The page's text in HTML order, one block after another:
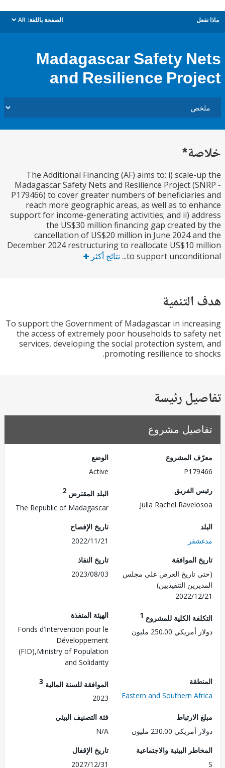
الصفحة باللغة: AR
dropdown
Madagascar Safety
and Resilience
The Additional Financing (AF) aims to: i) scale-
Madagascar Safety Nets and Resilience Project
P179466) to cover greater numbers of
reach more geographic areas, as well as to
support for income-generating activities; and ii)
the US$30 million financing gap created
cancellation of US$20 million in June 2024
December 2024 restructuring to reallocate US$10
to support نتائج أكثر
To support the Government of Madagascar in
the access of extremely poor households to
services, developing the social protection
promoting resilience to
رئيسة
مشروع
المشروع
الفريق
Julia Rachel
البلد المقترض
The Republic of Madagascar
تاريخ الإفصاح
2022/11/21
الموافقة
تاريخ العرض على مجلس
التنفيذيين)
2022/
تاريخ النفاذ
2023/08/03
الكلية للمشروع1
250.00 مليون
الهيئة المنفذة
Fonds d’Intervention pour le
Développement
(FID),Ministry of Population
and Solidarity
Eastern and Southern
الموافقة للسنة المالية3
2023
230.00 مليون
فئة التصنيف البيئي
N/A
البيئية والاجتماعية
تاريخ الإقفال
2027/12/31